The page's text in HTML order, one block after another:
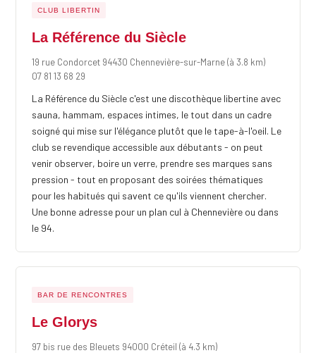
CLUB LIBERTIN
La Référence du Siècle
19 rue Condorcet 94430 Chennevière-sur-Marne(à 3.8 km)
07 81 13 68 29
La Référence du Siècle c'est une discothèque libertine avec
sauna, hammam, espaces intimes, le tout dans un cadre
soigné qui mise sur l'élégance plutôt que le tape-à-l'oeil. Le
club se revendique accessible aux débutants - on peut
venir observer, boire un verre, prendre ses marques sans
pression - tout en proposant des soirées thématiques
pour les habitués qui savent ce qu'ils viennent chercher.
Une bonne adresse pour un plan cul à Chennevière ou dans
le 94.
BAR DE RENCONTRES
Le Glorys
97 bis rue des Bleuets 94000 Créteil(à 4.3 km)